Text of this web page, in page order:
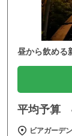
昼から飲める
平均予算
ビアガーデ